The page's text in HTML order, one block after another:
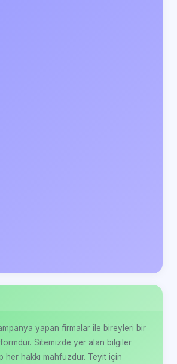
yapan firmalar ile bireyleri bir
Sitemizde yer alan bilgiler
her hakkı mahfuzdur. Teyit için